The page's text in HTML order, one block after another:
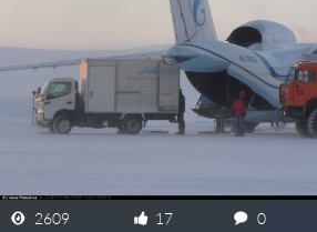
ЗАРЕГИСТРИРОВАТЬСЯ
2609 17 0